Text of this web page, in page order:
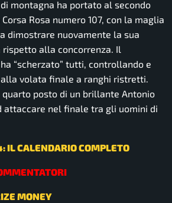
montagna ha portato al secondo
Rosa numero 107, con la maglia
a dimostrare nuovamente la sua
alla concorrenza. Il
“scherzato” tutti, controllando e
volata finale a ranghi ristretti.
quarto posto di un brillante Antonio
attaccare nel finale tra gli uomini di
IL CALENDARIO COMPLETO
MONEY